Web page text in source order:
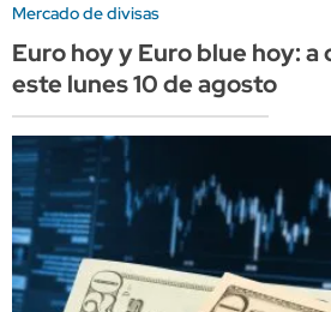
Mercado de divisas
Euro hoy y Euro blue hoy: a
este lunes 10 de agosto